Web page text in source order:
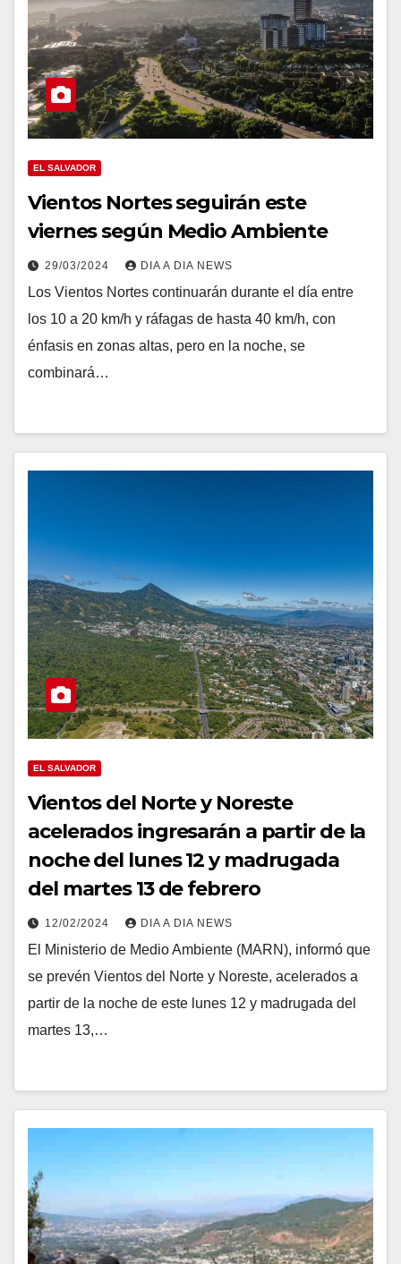
EL SALVADOR
Vientos Nortes seguirán este
viernes según Medio Ambiente
29/03/2024 DIA A DIA NEWS
Los Vientos Nortes continuarán durante el día entre
los 10 a 20 km/h y ráfagas de hasta 40 km/h, con
énfasis en zonas altas, pero en la noche, se
combinará…
EL SALVADOR
Vientos del Norte y Noreste
acelerados ingresarán a partir de la
noche del lunes 12 y madrugada
del martes 13 de febrero
12/02/2024 DIA A DIA NEWS
El Ministerio de Medio Ambiente (MARN), informó que
se prevén Vientos del Norte y Noreste, acelerados a
partir de la noche de este lunes 12 y madrugada del
martes 13,…